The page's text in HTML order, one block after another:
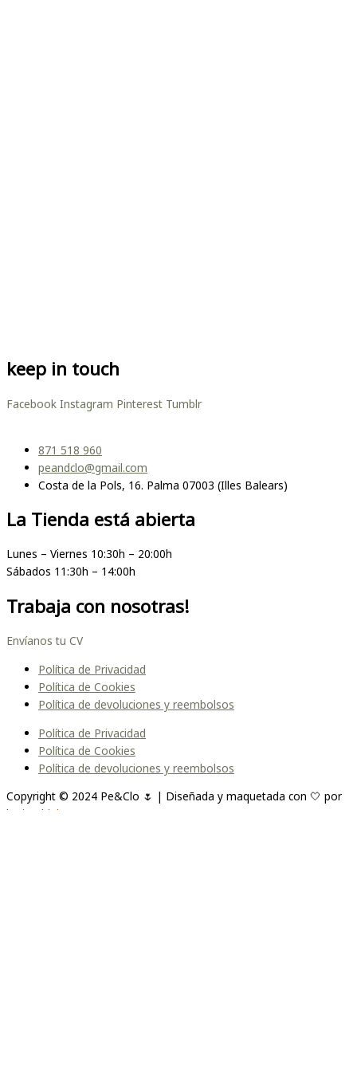
keep in touch
Facebook Instagram Pinterest Tumblr
871 518 960
peandclo@gmail.com
Costa de la Pols, 16. Palma 07003 (Illes Balears)
La Tienda está abierta
Lunes – Viernes 10:30h – 20:00h
Sábados 11:30h – 14:00h
Trabaja con nosotras!
Envíanos tu CV
Política de Privacidad
Política de Cookies
Política de devoluciones y reembolsos
Política de Privacidad
Política de Cookies
Política de devoluciones y reembolsos
Copyright © 2024 Pe&Clo 🌷 | Diseñada y maquetada con 🤍 por
lopipedrini